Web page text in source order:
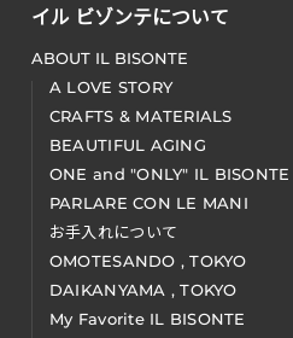
イル ビゾンテについて
ABOUT IL BISONTE
A LOVE STORY
CRAFTS & MATERIALS
BEAUTIFUL AGING
ONE and "ONLY" IL BISONTE
PARLARE CON LE MANI
お手入れについて
OMOTESANDO , TOKYO
DAIKANYAMA , TOKYO
My Favorite IL BISONTE